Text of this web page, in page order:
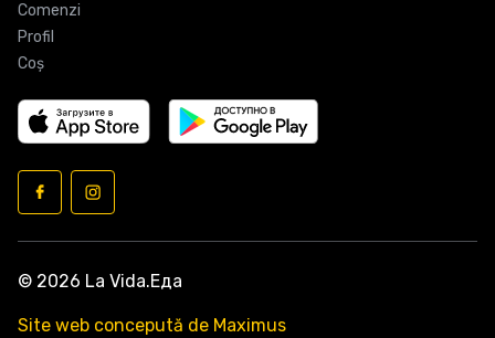
Comenzi
Profil
Coş
© 2026 La Vida.Еда
Site web concepută de Maximus